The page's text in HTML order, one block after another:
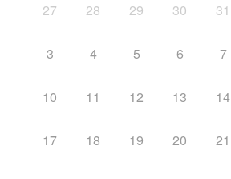
27
28 29 30 31
3 4 5 6 7
10 11 12 13 14
17 18 19 20 21